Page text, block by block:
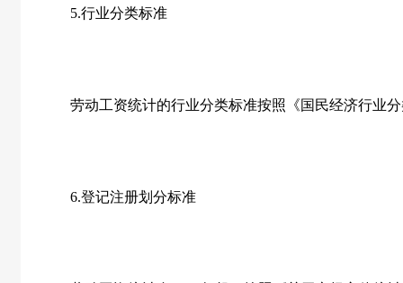
5.行业分类标准
劳动工资统计的行业分类标准按照《国民经济行业分
6.登记注册划分标准